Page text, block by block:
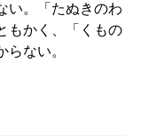
い。「たぬきのわ
もかく、「くもの
らない。